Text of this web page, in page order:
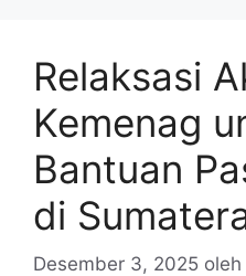
Relaksasi
Kemenag
Bantuan
di
Desember 3, 2025 oleh